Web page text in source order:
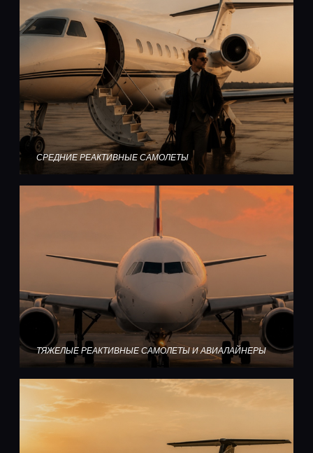
СРЕДНИЕ РЕАКТИВНЫЕ САМОЛЕТЫ
ТЯЖЕЛЫЕ РЕАКТИВНЫЕ САМОЛЕТЫ И АВИАЛАЙНЕРЫ